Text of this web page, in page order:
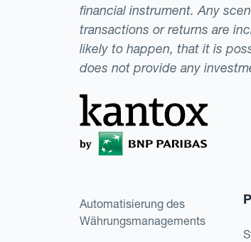
financial instrument. Any
transactions or returns are
likely to happen, that it is
does not provide any
Automatisierung des
Währungsmanagements